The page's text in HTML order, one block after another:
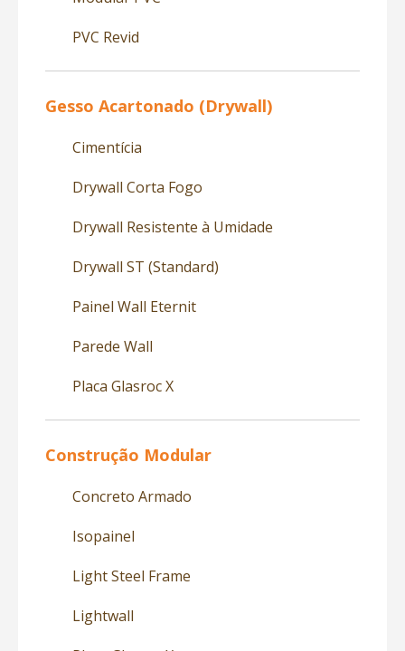
PVC Revid
Gesso Acartonado (Drywall)
Cimentícia
Drywall Corta Fogo
Drywall Resistente à Umidade
Drywall ST (Standard)
Painel Wall Eternit
Parede Wall
Placa Glasroc X
Construção Modular
Concreto Armado
Isopainel
Light Steel Frame
Lightwall